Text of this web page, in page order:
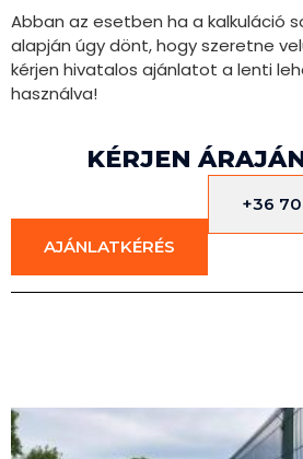
Abban az esetben ha a kalkuláció
alapján úgy dönt, hogy szeretne
kérjen hivatalos ajánlatot a lenti
használva!
KÉRJEN
AJÁNLATKÉRÉS
+36